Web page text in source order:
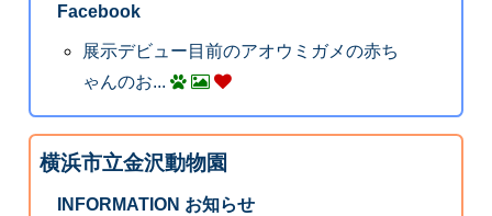
Facebook
展示デビュー目前のアオウミガメの赤ち
ゃんのお...
横浜市立金沢動物園
INFORMATION お知らせ